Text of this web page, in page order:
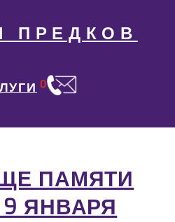
ПРЕДКОВ
0
ПАМЯТИ
ЯНВАРЯ